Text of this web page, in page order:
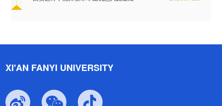
XI'AN FANYI UNIVERSITY